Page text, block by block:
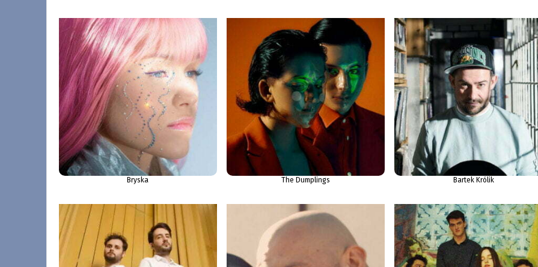
Bryska The Dumplings Bartek Królik